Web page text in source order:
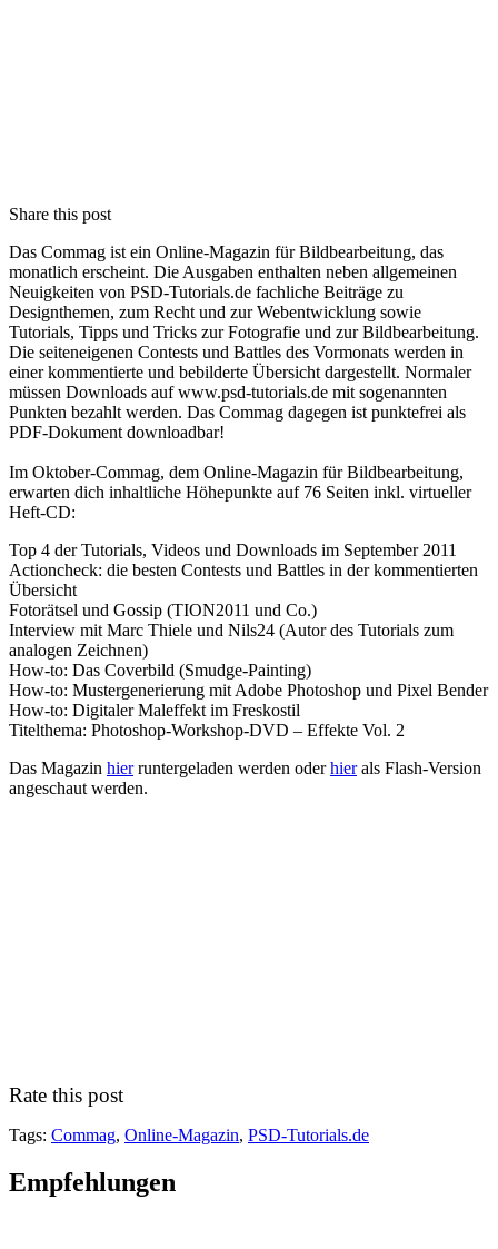
Share this post
Das Commag ist ein Online-Magazin für Bildbearbeitung, das
monatlich erscheint. Die Ausgaben enthalten neben allgemeinen
Neuigkeiten von PSD-Tutorials.de fachliche Beiträge zu
Designthemen, zum Recht und zur Webentwicklung sowie
Tutorials, Tipps und Tricks zur Fotografie und zur Bildbearbeitung.
Die seiteneigenen Contests und Battles des Vormonats werden in
einer kommentierte und bebilderte Übersicht dargestellt. Normaler
müssen Downloads auf www.psd-tutorials.de mit sogenannten
Punkten bezahlt werden. Das Commag dagegen ist punktefrei als
PDF-Dokument downloadbar!
Im Oktober-Commag, dem Online-Magazin für Bildbearbeitung,
erwarten dich inhaltliche Höhepunkte auf 76 Seiten inkl. virtueller
Heft-CD:
Top 4 der Tutorials, Videos und Downloads im September 2011
Actioncheck: die besten Contests und Battles in der kommentierten
Übersicht
Fotorätsel und Gossip (TION2011 und Co.)
Interview mit Marc Thiele und Nils24 (Autor des Tutorials zum
analogen Zeichnen)
How-to: Das Coverbild (Smudge-Painting)
How-to: Mustergenerierung mit Adobe Photoshop und Pixel Bender
How-to: Digitaler Maleffekt im Freskostil
Titelthema: Photoshop-Workshop-DVD – Effekte Vol. 2
Das Magazin hierruntergeladen werden oderhierals Flash-Version
angeschaut werden.
Rate this post
Tags: Commag, Online-Magazin, PSD-Tutorials.de
Empfehlungen